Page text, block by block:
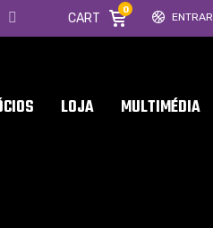
ENTRAR
CART
0
LOJA MULTIMÉDIA